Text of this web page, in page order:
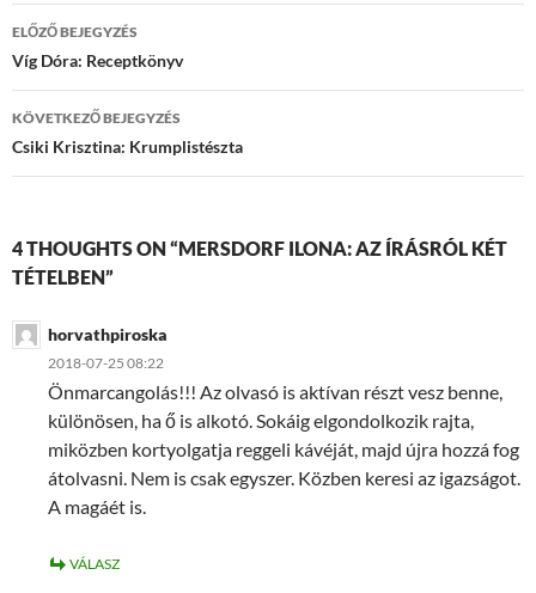
Bejegyzések
navigációja
ELŐZŐ BEJEGYZÉS
Víg Dóra: Receptkönyv
KÖVETKEZŐ BEJEGYZÉS
Csiki Krisztina: Krumplistészta
4 THOUGHTS ON “MERSDORF ILONA: AZ ÍRÁSRÓL KÉT
TÉTELBEN”
horvathpiroska
2018-07-25 08:22
Önmarcangolás!!! Az olvasó is aktívan részt vesz benne,
különösen, ha ő is alkotó. Sokáig elgondolkozik rajta,
miközben kortyolgatja reggeli kávéját, majd újra hozzá fog
átolvasni. Nem is csak egyszer. Közben keresi az igazságot.
A magáét is.
VÁLASZ